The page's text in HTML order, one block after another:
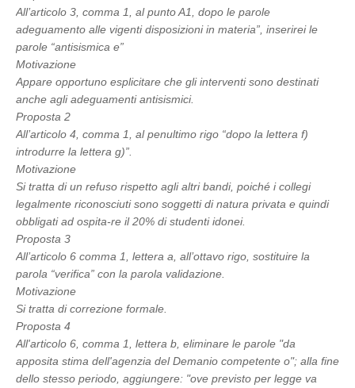
All’articolo 3, comma 1, al punto A1, dopo le parole
adeguamento alle vigenti disposizioni in materia”, inserirei le
parole “antisismica e”
Motivazione
Appare opportuno esplicitare che gli interventi sono destinati
anche agli adeguamenti antisismici.
Proposta 2
All’articolo 4, comma 1, al penultimo rigo “dopo la lettera f)
introdurre la lettera g)”.
Motivazione
Si tratta di un refuso rispetto agli altri bandi, poiché i collegi
legalmente riconosciuti sono soggetti di natura privata e quindi
obbligati ad ospita-re il 20% di studenti idonei.
Proposta 3
All’articolo 6 comma 1, lettera a, all’ottavo rigo, sostituire la
parola “verifica” con la parola validazione.
Motivazione
Si tratta di correzione formale.
Proposta 4
All'articolo 6, comma 1, lettera b, eliminare le parole "da
apposita stima dell'agenzia del Demanio competente o"; alla fine
dello stesso periodo, aggiungere: "ove previsto per legge va